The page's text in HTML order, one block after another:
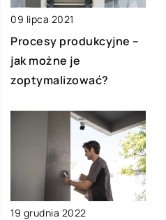
09 lipca 2021
Procesy produkcyjne –
jak możne je
zoptymalizować?
19 grudnia 2022